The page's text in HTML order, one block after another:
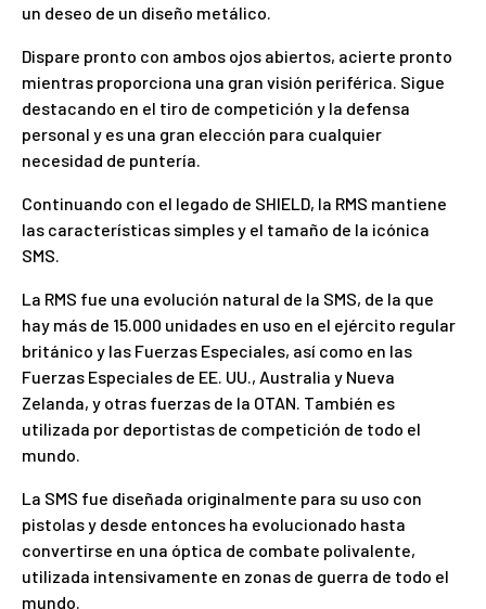
un deseo de un diseño metálico.
Dispare pronto con ambos ojos abiertos, acierte pronto
mientras proporciona una gran visión periférica. Sigue
destacando en el tiro de competición y la defensa
personal y es una gran elección para cualquier
necesidad de puntería.
Continuando con el legado de SHIELD, la RMS mantiene
las características simples y el tamaño de la icónica
SMS.
La RMS fue una evolución natural de la SMS, de la que
hay más de 15.000 unidades en uso en el ejército regular
británico y las Fuerzas Especiales, así como en las
Fuerzas Especiales de EE. UU., Australia y Nueva
Zelanda, y otras fuerzas de la OTAN. También es
utilizada por deportistas de competición de todo el
mundo.
La SMS fue diseñada originalmente para su uso con
pistolas y desde entonces ha evolucionado hasta
convertirse en una óptica de combate polivalente,
utilizada intensivamente en zonas de guerra de todo el
mundo.